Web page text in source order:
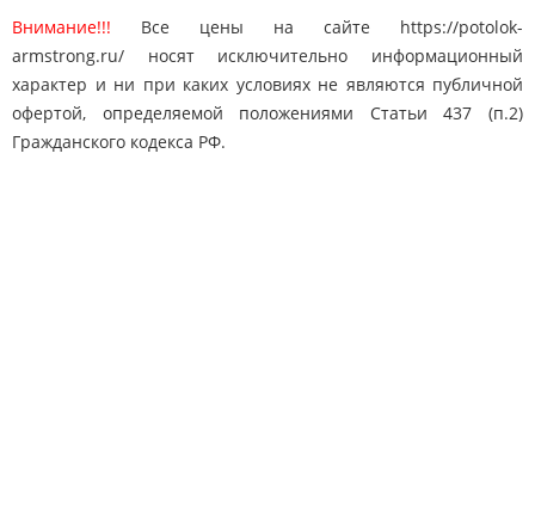
Внимание!!! Все цены на сайте https://potolok-
armstrong.ru/ носят исключительно информационный
характер и ни при каких условиях не являются публичной
офертой, определяемой положениями Статьи 437 (п.2)
Гражданского кодекса РФ.